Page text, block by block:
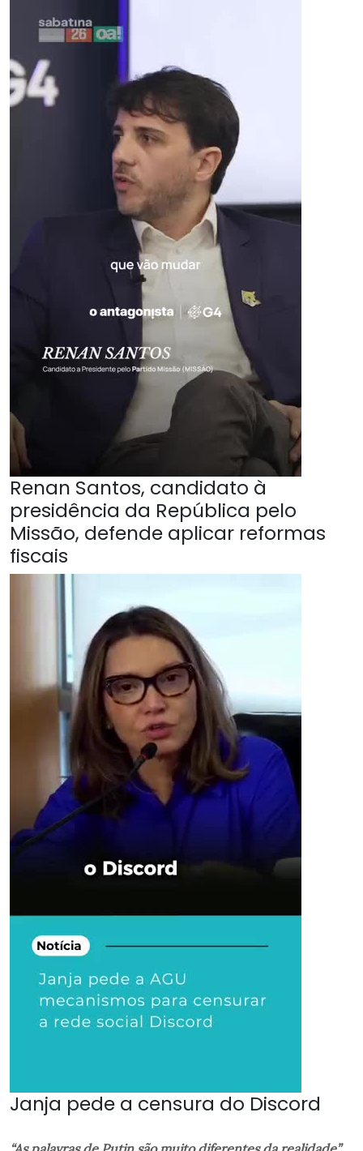
Renan Santos, candidato à
presidência da República pelo
Missão, defende aplicar reformas
fiscais
Janja pede a censura do Discord